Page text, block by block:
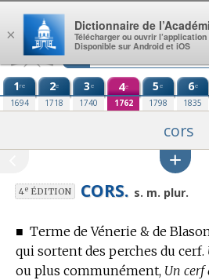
Aller au contenu
1re
1694
2e
1718
3e
1740
4e
1762
5e
1798
6e
1835
cors
4eÉDITION CORS. s. m. plur.
■ Terme de Vénerie & de
qui sortent des perches du cerf.
ou plus communément, Un cerf
×
Dictionnaire de
Télécharger ou ouvrir l’application
Disponible sur Android et iOS